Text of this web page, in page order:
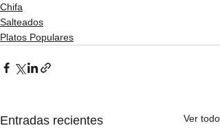
Chifa
Salteados
Platos Populares
Entradas recientes Ver todo